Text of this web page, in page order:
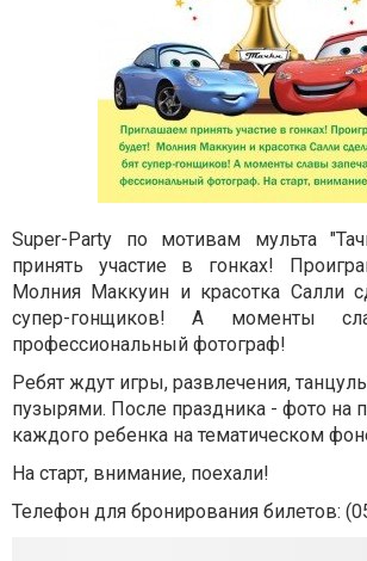
Super-Party по мотивам мульта
принять участие в гонках!
Молния Маккуин и красотка Салли
супер-гонщиков! А моменты
профессиональный фотограф!
Ребят ждут игры, развлечения,
пузырями. После праздника - фото на
каждого ребенка на тематическом
На старт, внимание, поехали!
Телефон для бронирования билетов: